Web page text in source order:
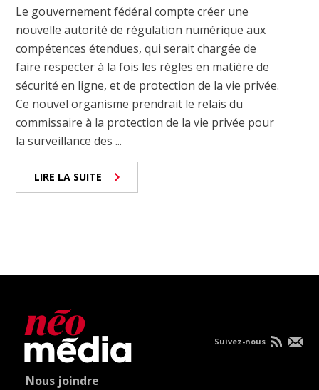
Le gouvernement fédéral compte créer une
nouvelle autorité de régulation numérique aux
compétences étendues, qui serait chargée de
faire respecter à la fois les règles en matière de
sécurité en ligne, et de protection de la vie privée.
Ce nouvel organisme prendrait le relais du
commissaire à la protection de la vie privée pour
la surveillance des ...
LIRE LA SUITE
Nous joindre
Suivez-nous